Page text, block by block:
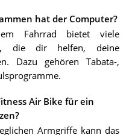
hat der Computer?
Fahrrad bietet viele
die dir helfen, deine
Dazu gehören Tabata-,
Air Bike für ein
Armgriffe kann das